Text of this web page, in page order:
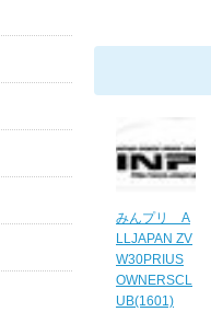
みんプリ A
LLJAPAN ZV
W30PRIUS
OWNERSCL
UB(1601)